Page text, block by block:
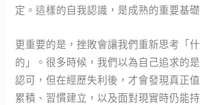
定。這樣的自我認識，是成熟的重要基礎
更重要的是，挫敗會讓我們重新思考「
的」。很多時候，我們以為自己追求的
認可，但在經歷失利後，才會發現真正
累積、習慣建立，以及面對現實時仍能